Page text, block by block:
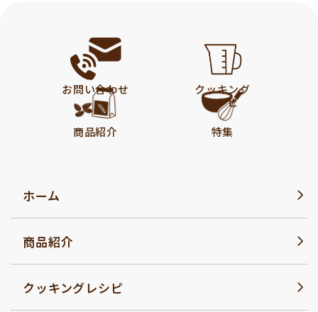
お問い合わせ
クッキング
レシピ
商品紹介
特集
ホーム
商品紹介
クッキングレシピ